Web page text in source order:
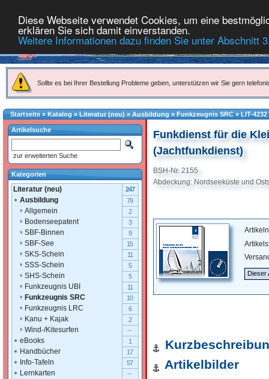
Diese Webseite verwendet Cookies, um eine
erklären Sie sich damit einverstanden.
Weitere Informationen dazu finden Sie unter Abschnitt
Sollte es bei Ihrer Bestellung Probleme geben, unterstützen wir Sie gern
Startseite»Katalog » Literatur (neu) » Ausbildung » Funkzeugnis SRC»LIT-4232
Funkdienst für die
(Jachtfunkdienst)
BSH-Nr. 2155
Abdeckung: Nordseeküste und
Dieser
Artikelbilder
Artikelsuche
zur erweiterten Suche
Kategorien
Literatur (neu) 247
Ausbildung 79
Allgemein 2
Bodenseepatent 3
SBF-Binnen 9
SBF-See 15
SKS-Schein 11
SSS-Schein 5
SHS-Schein 5
Funkzeugnis UBI 11
Funkzeugnis SRC 10
Funkzeugnis LRC 6
Kanu + Kajak 2
Wind-/Kitesurfen --
eBooks 1
Handbücher 17
Info-Tafeln 57
Lernkarten --